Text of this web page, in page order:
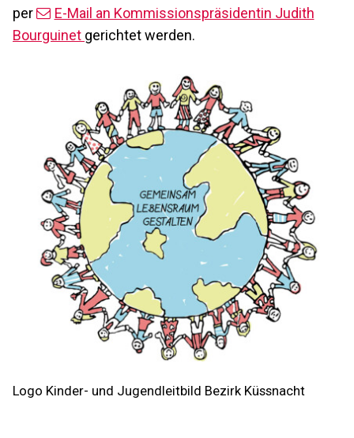
per
E-Mail an Kommissionspräsidentin Judith
Bourguinet gerichtet werden.
Logo Kinder- und Jugendleitbild Bezirk Küssnacht